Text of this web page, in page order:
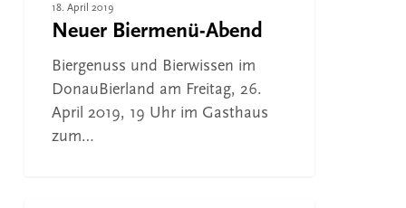
18. April 2019
Neuer Biermenü-Abend
Biergenuss und Bierwissen im
DonauBierland am Freitag, 26.
April 2019, 19 Uhr im Gasthaus
zum…